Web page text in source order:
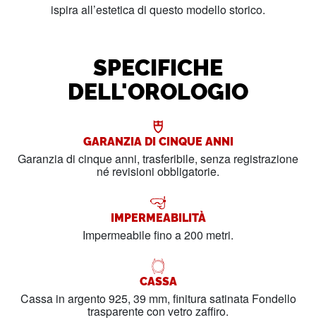
ispira all’estetica di questo modello storico.
SPECIFICHE
DELL'OROLOGIO
GARANZIA DI CINQUE ANNI
Garanzia di cinque anni, trasferibile, senza registrazione
né revisioni obbligatorie.
IMPERMEABILITÀ
Impermeabile fino a 200 metri.
CASSA
Cassa in argento 925, 39 mm, finitura satinata Fondello
trasparente con vetro zaffiro.